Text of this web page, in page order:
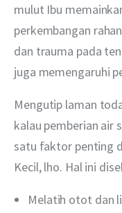
mulut Ibu
perkembangan
dan trauma pada
juga memengaruhi
Mengutip laman
kalau pemberian air
satu faktor penting
Kecil, lho. Hal ini
Melatih otot dan